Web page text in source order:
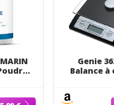
de
Genie
Balance
kg en